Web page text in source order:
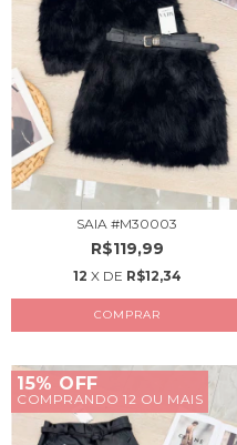
SAIA #M30003
R$119,99
12 X DE R$12,34
COMPRAR
15% OFF
COMPRANDO 12 OU MAIS